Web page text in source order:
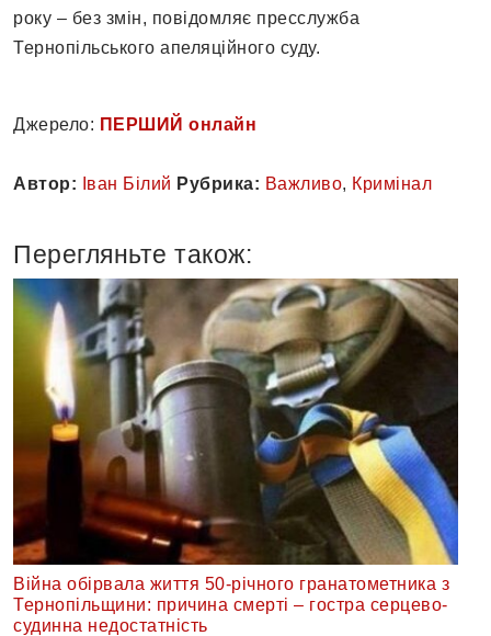
року – без змін, повідомляє пресслужба
Тернопільського апеляційного суду.
Джерело: ПЕРШИЙ онлайн
Автор: Іван Білий Рубрика: Важливо, Кримінал
Перегляньте також:
Війна обірвала життя 50-річного гранатометника з
Тернопільщини: причина смерті – гостра серцево-
судинна недостатність